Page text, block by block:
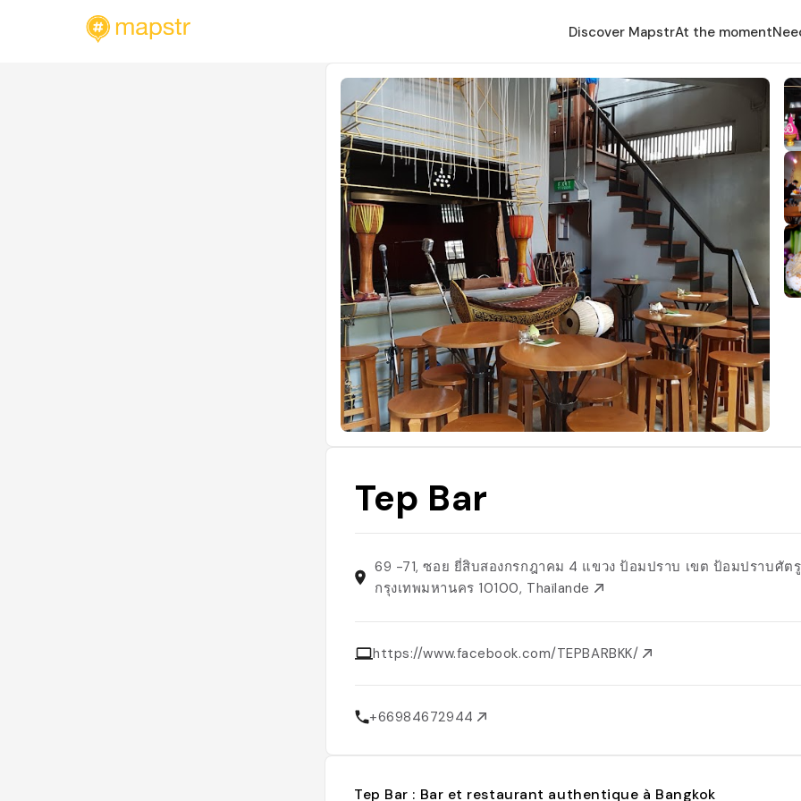
Discover MapstrAt the moment
Tep Bar
69 -71, ซอย ยี่สิบสองกรกฎาคม 4 แขวง ป้อมปราบ เขต ป้อมปราบศัต
กรุงเทพมหานคร 10100, Thaïlande
https://www.facebook.com/TEPBARBKK/
+66984672944
Tep Bar : Bar et restaurant authentique à Bangkok